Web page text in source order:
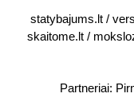
statybajums.lt/
skaitome.lt/
Partneriai: